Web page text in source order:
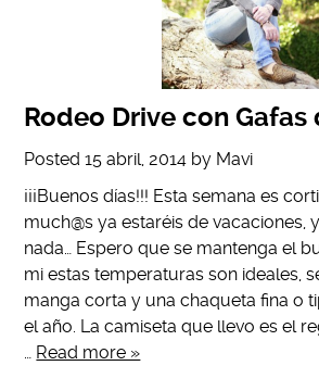
Rodeo Drive con Gafas
Posted15 abril, 2014 by Mavi
¡¡¡Buenos días!!! Esta semana es
much@s ya estaréis de vacaciones,
nada… Espero que se mantenga el
mi estas temperaturas son ideales,
manga corta y una chaqueta fina o
el año. La camiseta que llevo es el
… Read more »